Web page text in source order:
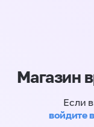
Магазин
Если
войдите